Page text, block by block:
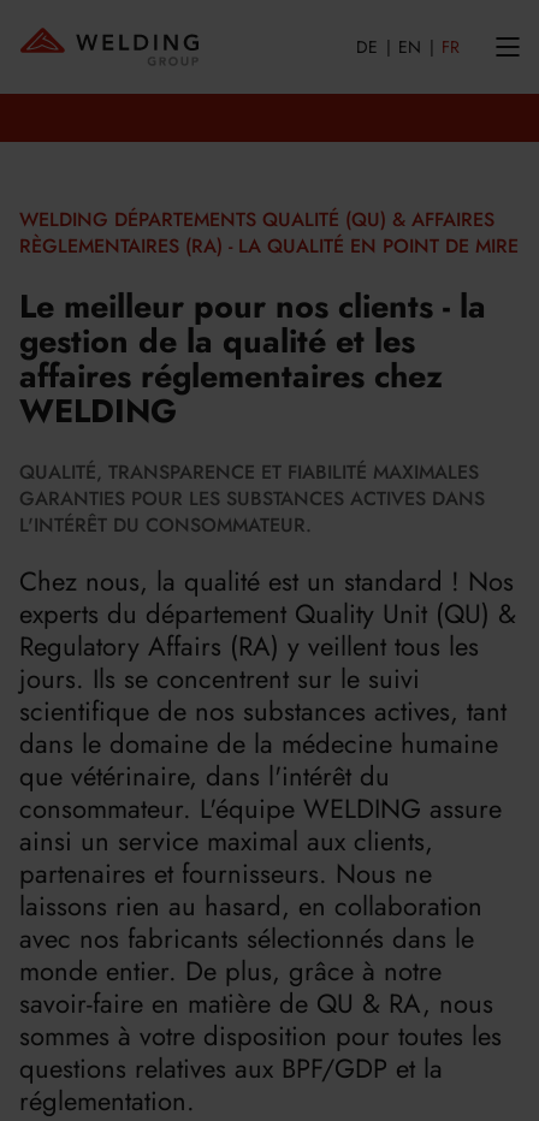
DE EN FR
WELDING DÉPARTEMENTS QUALITÉ (QU) & AFFAIRES
RÈGLEMENTAIRES (RA) - LA QUALITÉ EN POINT DE MIRE
Le meilleur pour nos clients - la
gestion de la qualité et les
affaires réglementaires chez
WELDING
QUALITÉ, TRANSPARENCE ET FIABILITÉ MAXIMALES
GARANTIES POUR LES SUBSTANCES ACTIVES DANS
L'INTÉRÊT DU CONSOMMATEUR.
Chez nous, la qualité est un standard ! Nos
experts du département Quality Unit (QU) &
Regulatory Affairs (RA) y veillent tous les
jours. Ils se concentrent sur le suivi
scientifique de nos substances actives, tant
dans le domaine de la médecine humaine
que vétérinaire, dans l'intérêt du
consommateur. L'équipe WELDING assure
ainsi un service maximal aux clients,
partenaires et fournisseurs. Nous ne
laissons rien au hasard, en collaboration
avec nos fabricants sélectionnés dans le
monde entier. De plus, grâce à notre
savoir-faire en matière de QU & RA, nous
sommes à votre disposition pour toutes les
questions relatives aux BPF/GDP et la
réglementation.